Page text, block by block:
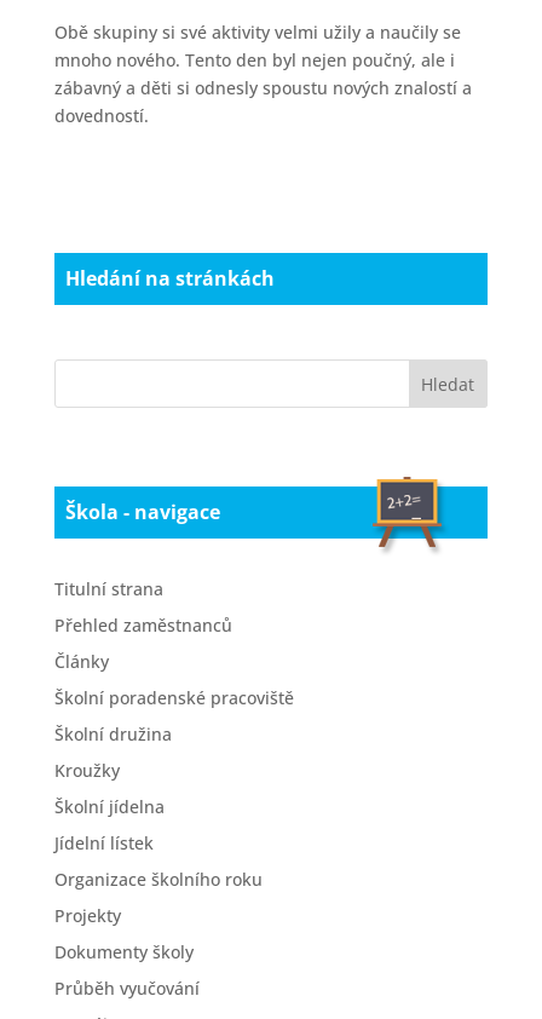
Obě skupiny si své aktivity velmi užily a naučily se
mnoho nového. Tento den byl nejen poučný, ale i
zábavný a děti si odnesly spoustu nových znalostí a
dovedností.
Hledání na stránkách
Škola - navigace
Titulní strana
Přehled zaměstnanců
Články
Školní poradenské pracoviště
Školní družina
Kroužky
Školní jídelna
Jídelní lístek
Organizace školního roku
Projekty
Dokumenty školy
Průběh vyučování